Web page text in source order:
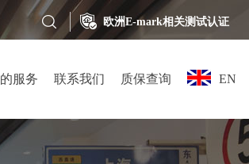
欧洲E-mark相关测试认证
欧洲（EN12899-1:2001）认证
服务 联系我们 质保查询 EN